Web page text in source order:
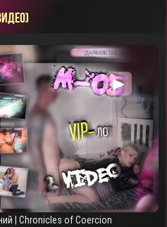
▶
| Chronicles of Coercion